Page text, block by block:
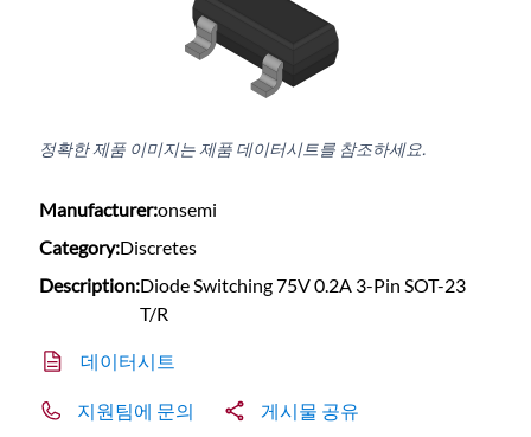
정확한 제품 이미지는 제품 데이터시트를 참조하세요.
Manufacturer:onsemi
Category:Discretes
Description:Diode Switching 75V 0.2A 3-Pin SOT-23
T/R
데이터시트
지원팀에 문의 게시물 공유